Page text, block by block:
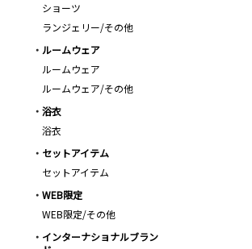
ショーツ
ランジェリー/その他
ルームウェア
ルームウェア
ルームウェア/その他
浴衣
浴衣
セットアイテム
セットアイテム
WEB限定
WEB限定/その他
インターナショナルブラン